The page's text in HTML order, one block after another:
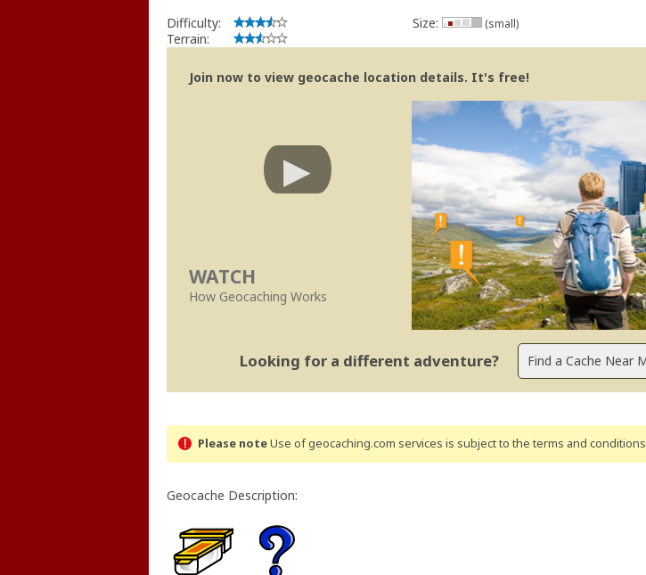
Difficulty:
Terrain:
Size: (small)
Join now to view geocache location details. It's free!
WATCH
How Geocaching Works
Looking for a different adventure?
Please noteUse of geocaching.com services is subject to the terms and conditions
Geocache Description: